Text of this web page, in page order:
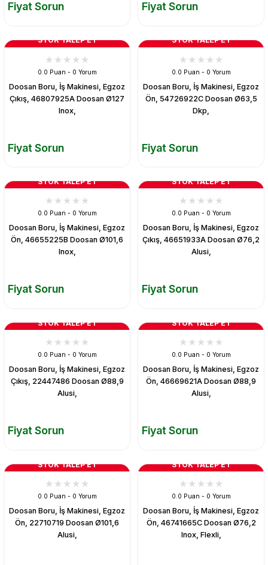
Fiyat Sorun Fiyat Sorun
STOK TALEP ET
0.0 Puan - 0 Yorum
Doosan Boru, İş Makinesi, Egzoz
Çıkış, 46807925A Doosan Ø127
Inox,
Fiyat Sorun
STOK TALEP ET
0.0 Puan - 0 Yorum
Doosan Boru, İş Makinesi, Egzoz
Ön, 54726922C Doosan Ø63,5
Dkp,
Fiyat Sorun
STOK TALEP ET
0.0 Puan - 0 Yorum
Doosan Boru, İş Makinesi, Egzoz
Ön, 46655225B Doosan Ø101,6
Inox,
Fiyat Sorun
STOK TALEP ET
0.0 Puan - 0 Yorum
Doosan Boru, İş Makinesi, Egzoz
Çıkış, 46651933A Doosan Ø76,2
Alusi,
Fiyat Sorun
STOK TALEP ET
0.0 Puan - 0 Yorum
Doosan Boru, İş Makinesi, Egzoz
Çıkış, 22447486 Doosan Ø88,9
Alusi,
Fiyat Sorun
STOK TALEP ET
0.0 Puan - 0 Yorum
Doosan Boru, İş Makinesi, Egzoz
Ön, 46669621A Doosan Ø88,9
Alusi,
Fiyat Sorun
STOK TALEP ET
0.0 Puan - 0 Yorum
Doosan Boru, İş Makinesi, Egzoz
Ön, 22710719 Doosan Ø101,6
Alusi,
STOK TALEP ET
0.0 Puan - 0 Yorum
Doosan Boru, İş Makinesi, Egzoz
Ön, 46741665C Doosan Ø76,2
Inox, Flexli,